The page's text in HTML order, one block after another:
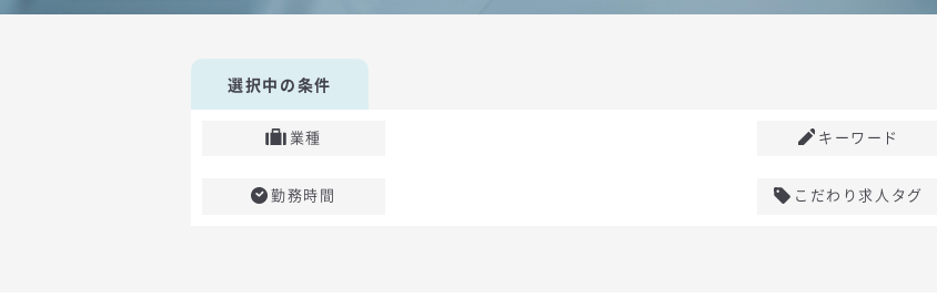
選択中の条件
業種 キーワード
勤務時間 こだわり求人タグ